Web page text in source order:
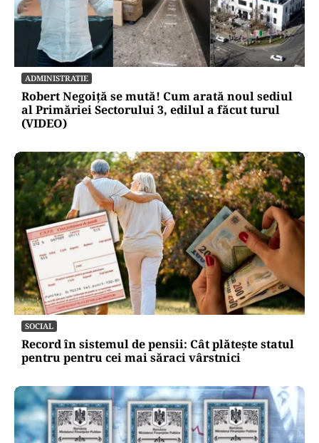
ADMINISTRATIE
Robert Negoiță se mută! Cum arată noul sediul
al Primăriei Sectorului 3, edilul a făcut turul
(VIDEO)
SOCIAL
Record în sistemul de pensii: Cât plătește statul
pentru pentru cei mai săraci vârstnici